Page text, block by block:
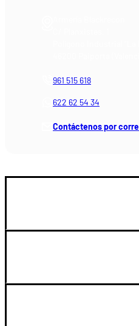
961 515 618
622 62 54 34
Contáctenos por